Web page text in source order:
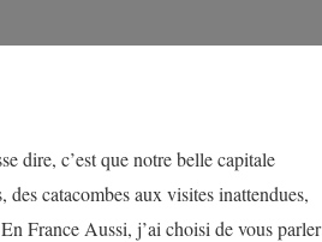
dire, c’est que notre belle capitale
des catacombes aux visites inattendues,
France Aussi, j’ai choisi de vous parler